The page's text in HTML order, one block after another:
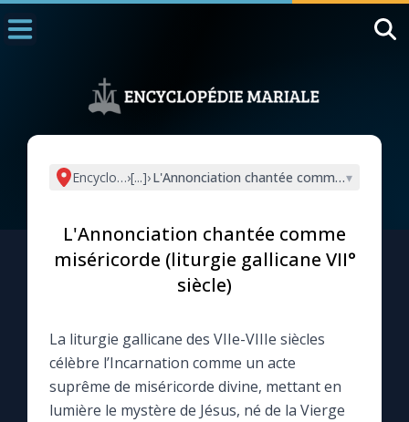
L'actualité de la semaine
La newsletter
La vidéo de la semaine
Encyclopédie mariale
›[...]›L'Annonciation chantée comme ▾
L'Annonciation chantée comme
miséricorde (liturgie gallicane VII°
siècle)
La liturgie gallicane des VIIe-VIIIe siècles
célèbre l’Incarnation comme un acte
suprême de miséricorde divine, mettant en
lumière le mystère de Jésus, né de la Vierge